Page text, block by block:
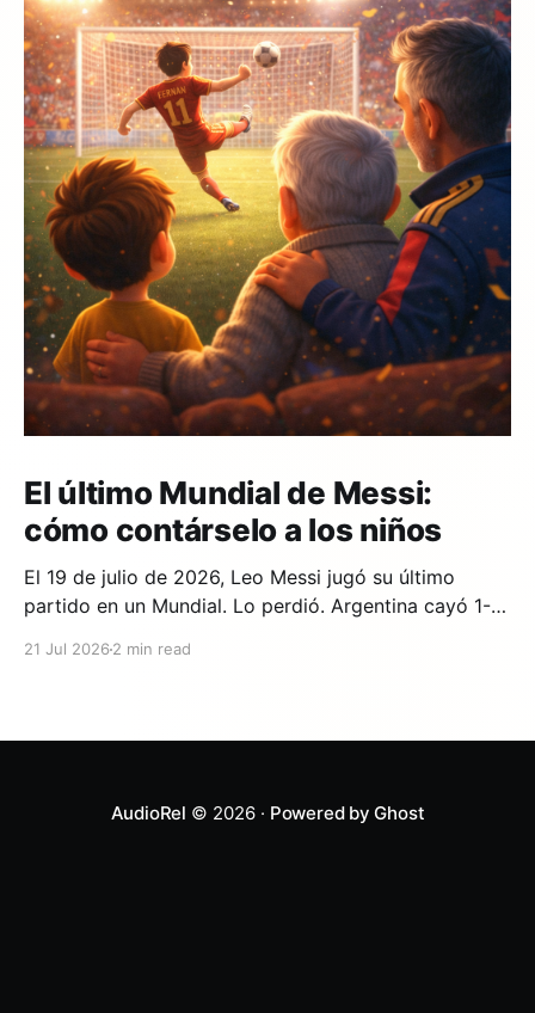
El último Mundial de Messi:
cómo contárselo a los niños
El 19 de julio de 2026, Leo Messi jugó su último
partido en un Mundial. Lo perdió. Argentina cayó 1-0
21 Jul 2026 2 min read
AudioRel © 2026 · Powered by Ghost